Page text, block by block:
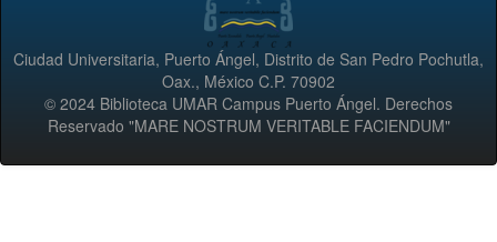
Ciudad Universitaria, Puerto Ángel, Distrito de San Pedro Pochutla,
Oax., México C.P. 70902
© 2024 Biblioteca UMAR Campus Puerto Ángel. Derechos
Reservado "MARE NOSTRUM VERITABLE FACIENDUM"